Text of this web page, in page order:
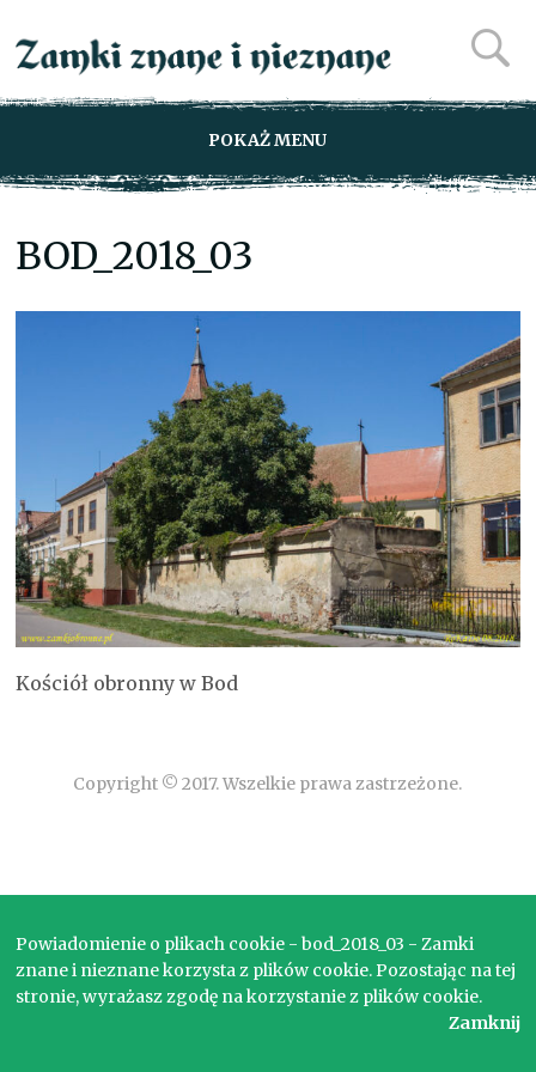
POKAŻ MENU
BOD_2018_03
Kościół obronny w Bod
Copyright © 2017. Wszelkie prawa zastrzeżone.
Powiadomienie o plikach cookie - bod_2018_03 - Zamki
znane i nieznane korzysta z plików cookie. Pozostając na tej
stronie, wyrażasz zgodę na korzystanie z plików cookie.
Zamknij